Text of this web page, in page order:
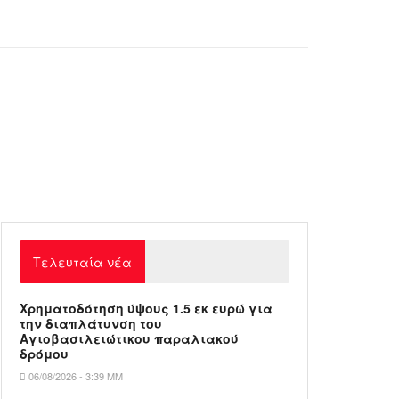
Τελευταία νέα
Xρηματοδότηση ύψους 1.5 εκ ευρώ για
την διαπλάτυνση του
Αγιοβασιλειώτικου παραλιακού
δρόμου
06/08/2026 - 3:39 ΜΜ